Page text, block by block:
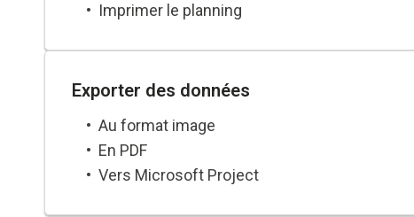
Imprimer le planning
Exporter des données
Au format image
En PDF
Vers Microsoft Project